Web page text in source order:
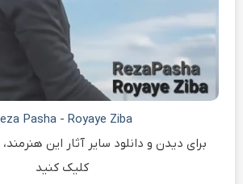
Pasha - Royaye Ziba
برای دیدن و دانلود سایر آثار این
کلیک کنید